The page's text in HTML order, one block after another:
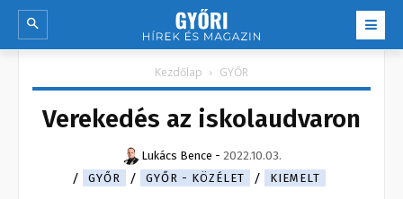
Kezdőlap GYŐR
Verekedés az iskolaudvaron
Lukács Bence - 2022.10.03.
GYŐR
GYŐR - KÖZÉLET KIEMELT